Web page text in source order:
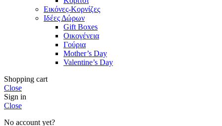
Εικόνες-Κορνίζες
Ιδέες Δώρων
Gift Boxes
Οικογένεια
Γούρια
Mother’s Day
Valentine’s Day
Shopping cart
Close
Sign in
Close
No account yet?